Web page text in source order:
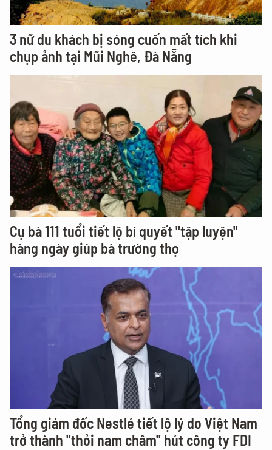
3 nữ du khách bị sóng cuốn mất tích khi
chụp ảnh tại Mũi Nghê, Đà Nẵng
Cụ bà 111 tuổi tiết lộ bí quyết "tập luyện"
hàng ngày giúp bà trường thọ
Tổng giám đốc Nestlé tiết lộ lý do Việt Nam
trở thành "thỏi nam châm" hút công ty FDI